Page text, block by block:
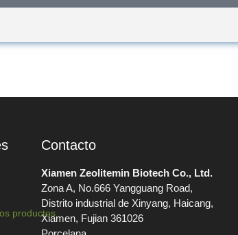
productos
Contacto
Xiamen Zeolitemin Biotech Co., Ltd.
Zona A, No.666 Yangguang Road,
Distrito industrial de Xinyang, Haicang,
Xiamen, Fujian 361026